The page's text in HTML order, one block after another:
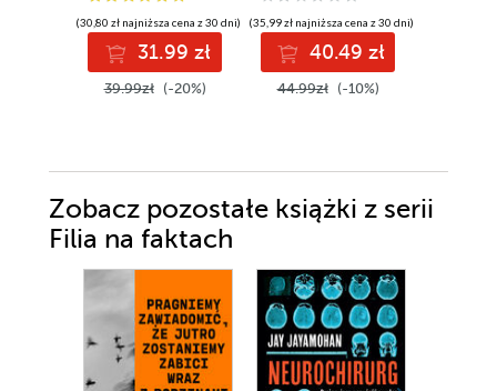
(30,80 zł najniższa cena z 30 dni)
31.99 zł
39.99zł (-20%)
(35,99 zł najniższa cena z 30 dni)
40.49 zł
44.99zł (-10%)
Zobacz pozostałe książki z serii
Filia na faktach